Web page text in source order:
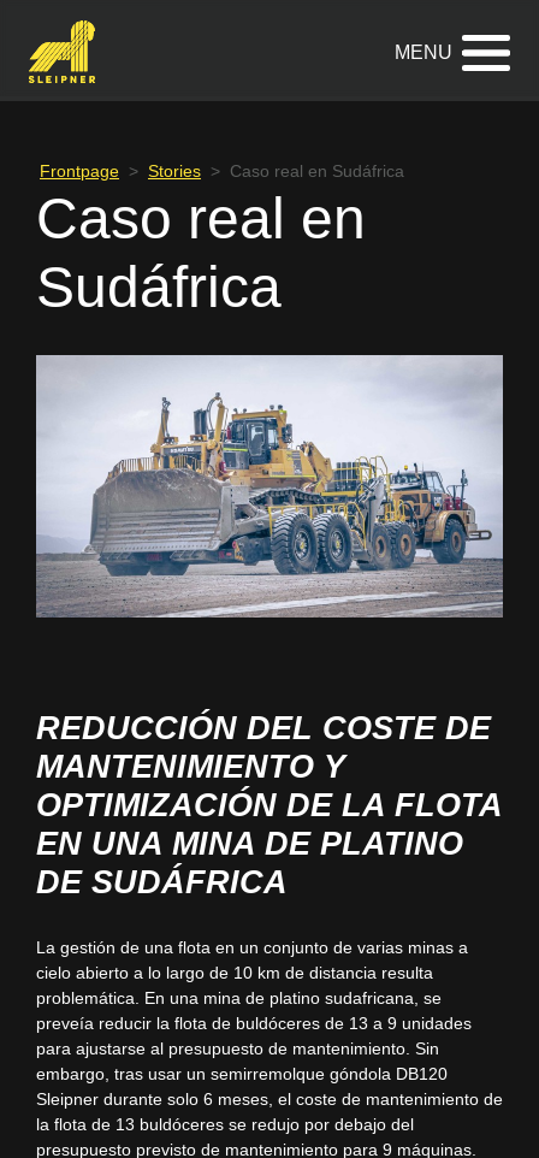
contenido
Frontpage > Stories > Caso real en Sudáfrica
Caso real en
Sudáfrica
REDUCCIÓN DEL COSTE DE
MANTENIMIENTO Y
OPTIMIZACIÓN DE LA FLOTA
EN UNA MINA DE PLATINO
DE SUDÁFRICA
La gestión de una flota en un conjunto de varias minas a
cielo abierto a lo largo de 10 km de distancia resulta
problemática. En una mina de platino sudafricana, se
preveía reducir la flota de buldóceres de 13 a 9 unidades
para ajustarse al presupuesto de mantenimiento. Sin
embargo, tras usar un semirremolque góndola DB120
Sleipner durante solo 6 meses, el coste de mantenimiento de
la flota de 13 buldóceres se redujo por debajo del
presupuesto previsto de mantenimiento para 9 máquinas.